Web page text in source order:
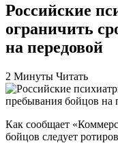
Российские
ограничить
на передовой
2 Минуты Читать
Как сообщает
бойцов следует